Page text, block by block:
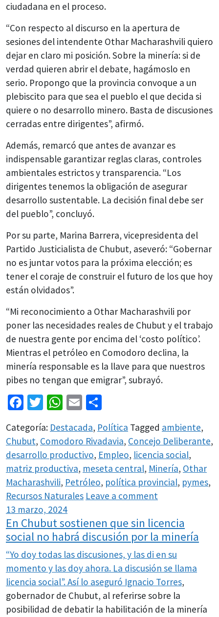
ciudadana en el proceso.
“Con respecto al discurso en la apertura de
sesiones del intendente Othar Macharashvili quiero
dejar en claro mi posición. Sobre la minería: si de
verdad quieren abrir el debate, hagámoslo en
serio. Propongo que la provincia convoque a un
plebiscito para que sea el pueblo el que decida si
quiere o no desarrollo minero. Basta de discusiones
cerradas entre dirigentes”, afirmó.
Además, remarcó que antes de avanzar es
indispensable garantizar reglas claras, controles
ambientales estrictos y transparencia. “Los
dirigentes tenemos la obligación de asegurar
desarrollo sustentable. La decisión final debe ser
del pueblo”, concluyó.
Por su parte, Marina Barrera, vicepresidenta del
Partido Justicialista de Chubut, aseveró: “Gobernar
no es juntar votos para la próxima elección; es
tener el coraje de construir el futuro de los que hoy
están olvidados”.
“Mi reconocimiento a Othar Macharashvili por
poner las necesidades reales de Chubut y el trabajo
de nuestra gente por encima del ‘costo político’.
Mientras el petróleo en Comodoro declina, la
minería responsable es la llave para que nuestros
pibes no tengan que emigrar”, subrayó.
Facebook
Twitter
WhatsApp
Email
Categoría: Destacada, Política Tagged ambiente,
Chubut, Comodoro Rivadavia, Concejo Deliberante,
desarrollo productivo, Empleo, licencia social,
matriz productiva, meseta central, Minería, Othar
Macharashvili, Petróleo, política provincial, pymes,
Recursos Naturales Leave a comment
13 marzo, 2024
En Chubut sostienen que sin licencia
social no habrá discusión por la minería
“Yo doy todas las discusiones, y las di en su
momento y las doy ahora. La discusión se llama
licencia social”. Así lo aseguró Ignacio Torres,
gobernador de Chubut, al referirse sobre la
posibilidad de debatir la habilitación de la minería